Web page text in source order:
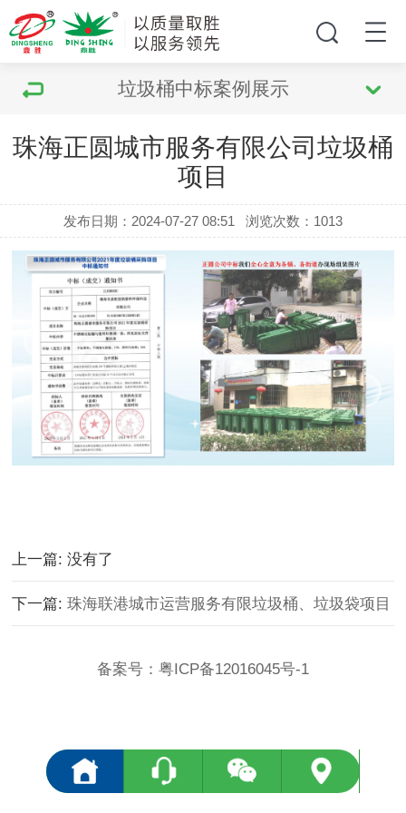
垃圾桶中标案例展示
珠海正圆城市服务有限公司垃圾桶
项目
发布日期：2024-07-27 08:51 浏览次数： 1013
上一篇: 没有了
下一篇:珠海联港城市运营服务有限垃圾桶、垃圾袋项目
备案号： 粤ICP备12016045号-1
<